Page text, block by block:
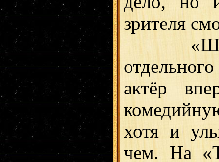
зрителя
«Шоу
актёр
хотя и
чем. На